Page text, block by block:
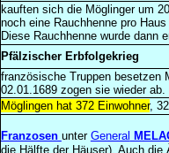
kauften sich die Möglinger um
noch eine Rauchhenne pro
Diese Rauchhenne wurde dann
Pfälzischer Erbfolgekrieg
französische Truppen besetzen
02.01.1689 zogen sie wieder ab.
Möglingen hat 372 Einwohner,
Franzosen unter General
die Hälfte der Häuser). Auch die